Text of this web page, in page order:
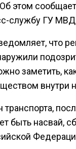
этом
службу ГУ
что
заметить,
внутри
быть насвай,